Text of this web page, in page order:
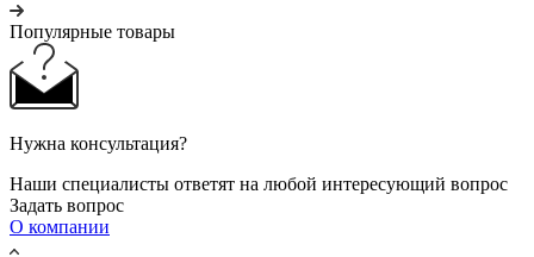
Популярные товары
Нужна консультация?
Наши специалисты ответят на любой интересующий вопрос
Задать вопрос
О компании